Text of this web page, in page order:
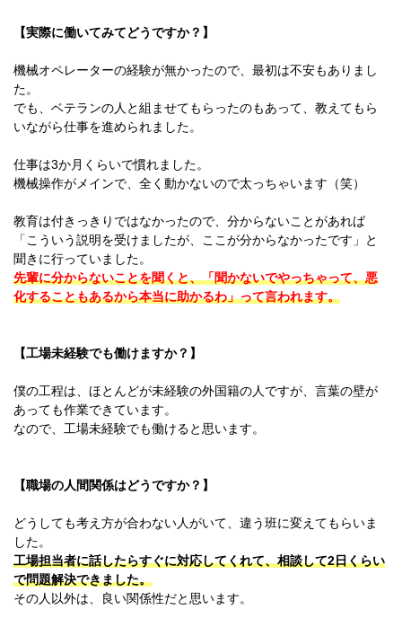
【実際に働いてみてどうですか？】
機械オペレーターの経験が無かったので、最初は不安もありまし
た。
でも、ベテランの人と組ませてもらったのもあって、教えてもら
いながら仕事を進められました。
仕事は3か月くらいで慣れました。
機械操作がメインで、全く動かないので太っちゃいます（笑）
教育は付きっきりではなかったので、分からないことがあれば
「こういう説明を受けましたが、ここが分からなかったです」と
聞きに行っていました。
先輩に分からないことを聞くと、「聞かないでやっちゃって、悪
化することもあるから本当に助かるわ」って言われます。
【工場未経験でも働けますか？】
僕の工程は、ほとんどが未経験の外国籍の人ですが、言葉の壁が
あっても作業できています。
なので、工場未経験でも働けると思います。
【職場の人間関係はどうですか？】
どうしても考え方が合わない人がいて、違う班に変えてもらいま
した。
工場担当者に話したらすぐに対応してくれて、相談して2日くらい
で問題解決できました。
その人以外は、良い関係性だと思います。